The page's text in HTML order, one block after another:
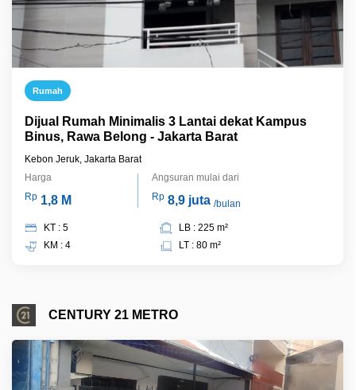
Rumah
Dijual Rumah Minimalis 3 Lantai dekat Kampus
Binus, Rawa Belong - Jakarta Barat
Kebon Jeruk, Jakarta Barat
Harga
Rp 1,8 M
Angsuran mulai dari
Rp 8,9 juta /bulan
KT : 5
KM : 4
LB : 225 m²
LT : 80 m²
CENTURY 21 METRO